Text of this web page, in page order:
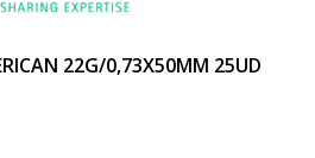
22G/0,73X50MM 25UD